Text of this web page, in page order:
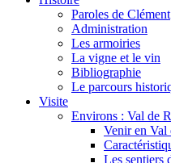
Paroles de Clément
Administration
Les armoiries
La vigne et le vin
Bibliographie
Le parcours
Visite
Environs : Val de
Venir en Val
Les sentiers